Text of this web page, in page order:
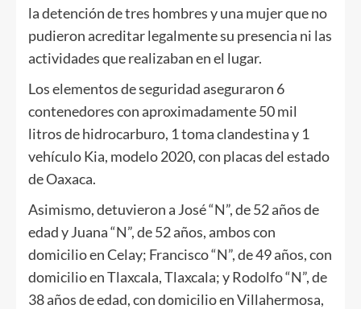
la detención de tres hombres y una mujer que no
pudieron acreditar legalmente su presencia ni las
actividades que realizaban en el lugar.
Los elementos de seguridad aseguraron 6
contenedores con aproximadamente 50 mil
litros de hidrocarburo, 1 toma clandestina y 1
vehículo Kia, modelo 2020, con placas del estado
de Oaxaca.
Asimismo, detuvieron a José “N”, de 52 años de
edad y Juana “N”, de 52 años, ambos con
domicilio en Celay; Francisco “N”, de 49 años, con
domicilio en Tlaxcala, Tlaxcala; y Rodolfo “N”, de
38 años de edad, con domicilio en Villahermosa,